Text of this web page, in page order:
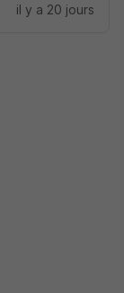
il y a 20 jours